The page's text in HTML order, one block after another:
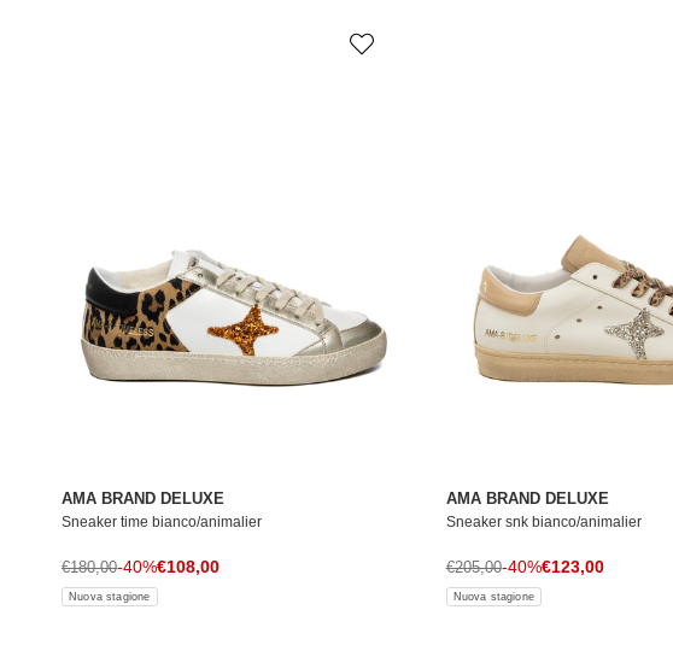
AMA BRAND DELUXE
Sneaker time bianco/animalier
Prezzo di vendita
€108,00
Prezzo normale
€180,00-40%
Nuova stagione
AMA BRAND DELUXE
Sneaker snk bianco/animalier
Prezzo di vendita
€123,00
Prezzo normale
€205,00-40%
Nuova stagione